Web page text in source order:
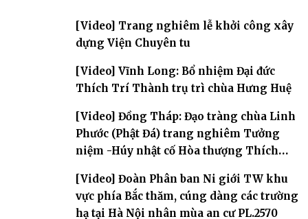
[Video] Trang nghiêm lễ khởi công xây
dựng Viện Chuyên tu
[Video] Vĩnh Long: Bổ nhiệm Đại đức
Thích Trí Thành trụ trì chùa Hưng Huệ
[Video] Đồng Tháp: Đạo tràng chùa Linh
Phước (Phật Đá) trang nghiêm Tưởng
niệm -Húy nhật cố Hòa thượng Thích
[Video] Đoàn Phân ban Ni giới TW khu
vực phía Bắc thăm, cúng dàng các trường
hạ tại Hà Nội nhân mùa an cư PL.2570